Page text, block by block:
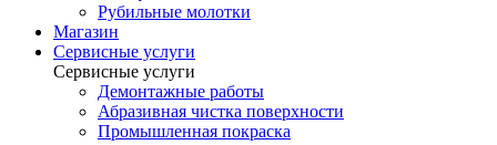
Рубильные молотки
Магазин
Сервисные услуги
Сервисные услуги
Демонтажные работы
Абразивная чистка поверхности
Промышленная покраска